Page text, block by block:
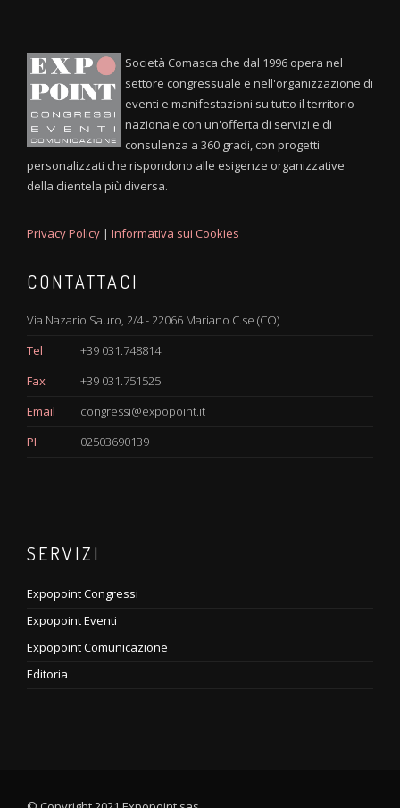
Società Comasca che dal 1996 opera nel
settore congressuale e nell'organizzazione di
eventi e manifestazioni su tutto il territorio
nazionale con un'offerta di servizi e di
consulenza a 360 gradi, con progetti
personalizzati che rispondono alle esigenze organizzative
della clientela più diversa.
Privacy Policy | Informativa sui Cookies
CONTATTACI
Via Nazario Sauro, 2/4 - 22066 Mariano C.se (CO)
Tel
+39 031.748814
Fax
+39 031.751525
Email
congressi@expopoint.it
PI
02503690139
SERVIZI
Expopoint Congressi
Expopoint Eventi
Expopoint Comunicazione
Editoria